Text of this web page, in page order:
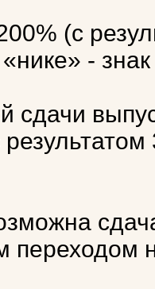
(с
-
сдачи
переходом